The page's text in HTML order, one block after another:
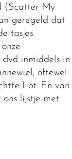
(Scatter My
geregeld dat
tasjes
inmiddels in
oftewel
Lot. En van
ons lijstje met